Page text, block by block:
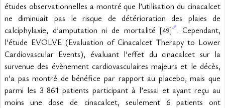
études observationnelles a montré que l’utilisation du cinacalcet
ne diminuait pas le risque de détérioration des plaies de
calciphylaxie, d’amputation ni de mortalité [49] . Cependant,
l’étude EVOLVE (Evaluation of Cinacalcet Therapy to Lower
Cardiovascular Events), évaluant l’effet du cinacalcet sur la
survenue des évènement cardiovasculaires majeurs et le décès,
n’a pas montré de bénéfice par rapport au placebo, mais que
parmi les 3 861 patients participant à l’essai et ayant reçu au
moins une dose de cinacalcet, seulement 6 patients ont